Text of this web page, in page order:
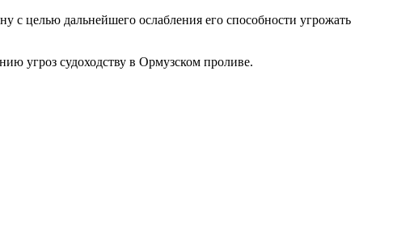
целью дальнейшего ослабления его способности угрожать
угроз судоходству в Ормузском проливе.